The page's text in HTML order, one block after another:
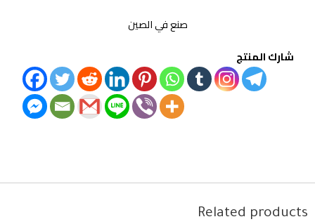
صنع في الصين
شارك المنتج
Related products